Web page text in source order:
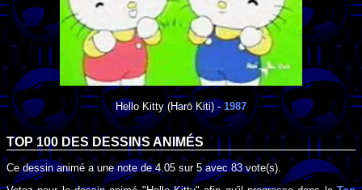
Hello Kitty(Harō Kiti) -1987
TOP 100 DES DESSINS ANIMÉS
Ce dessin animé a une note de4.05 sur 5avec 83vote(s).